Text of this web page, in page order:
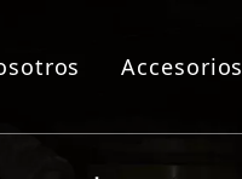
Accesorios